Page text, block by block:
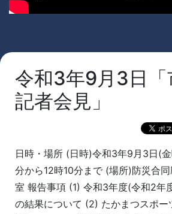
令和3年9月3日「
記者会見」
日時・場所 (日時)令和3年9月3日(
分から12時10分まで (場所)防災合
室 報告事項 (1) 令和3年度(令和2年
の結果について (2) たかまつスポー